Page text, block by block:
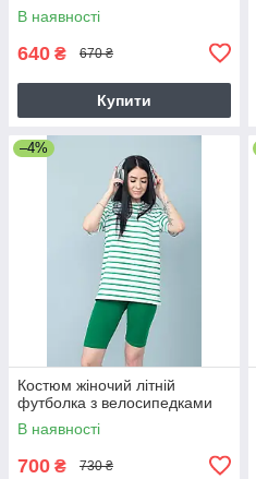
В наявності
640 ₴ 670 ₴
Купити
–4%
Костюм жіночий літній
футболка з велосипедками
В наявності
700 ₴ 730 ₴